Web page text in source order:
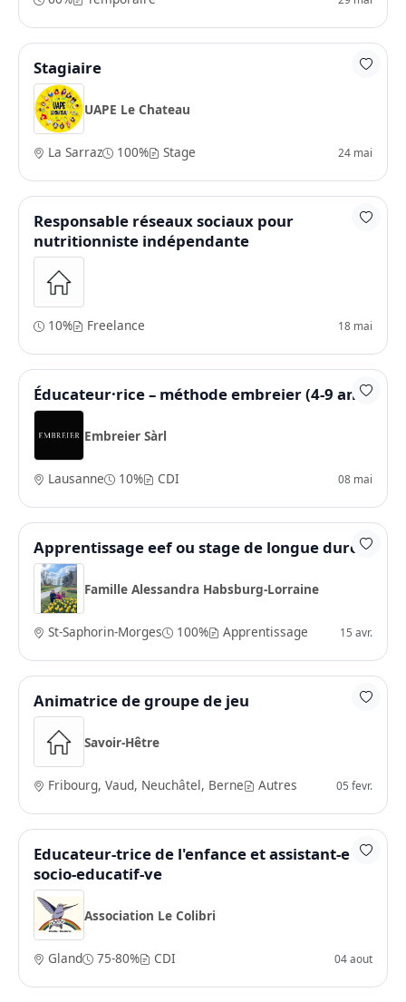
Stagiaire
UAPE Le Chateau
La Sarraz 100% Stage 24 mai
Responsable réseaux sociaux pour
nutritionniste indépendante
10% Freelance 18 mai
Éducateur·rice – méthode embreier (4-9 ans)
Embreier Sàrl
Lausanne 10% CDI 08 mai
Apprentissage eef ou stage de longue durée
Famille Alessandra Habsburg-Lorraine
St-Saphorin-Morges 100% Apprentissage 15 avr.
Animatrice de groupe de jeu
Savoir-Hêtre
Fribourg, Vaud, Neuchâtel, Berne Autres 05 fevr.
Educateur-trice de l'enfance et assistant-e
socio-educatif-ve
Association Le Colibri
Gland 75-80% CDI 04 aout